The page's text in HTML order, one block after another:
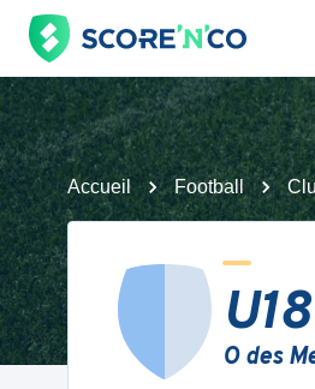
Accueil Football
O des